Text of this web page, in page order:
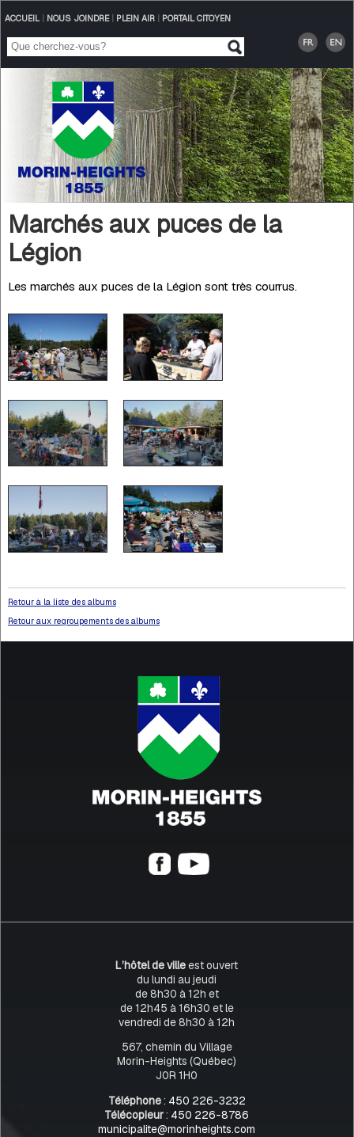
ACCUEIL| NOUS JOINDRE| PLEIN AIR| PORTAIL CITOYEN
Marchés aux puces de la
Légion
Les marchés aux puces de la Légion sont très courrus.
Retour à la liste des albums
Retour aux regroupements des albums
L’hôtel de villeest ouvert
du lundi au jeudi
de 8h30 à 12h et
de 12h45 à 16h30 et le
vendredi de 8h30 à 12h
567, chemin du Village
Morin-Heights (Québec)
J0R 1H0
Téléphone: 450 226-3232
Télécopieur: 450 226-8786
municipalite@morinheights.com